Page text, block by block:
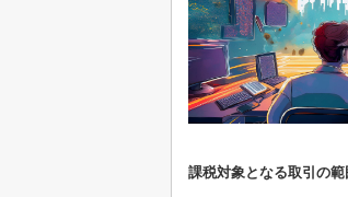
課税対象となる取引の範